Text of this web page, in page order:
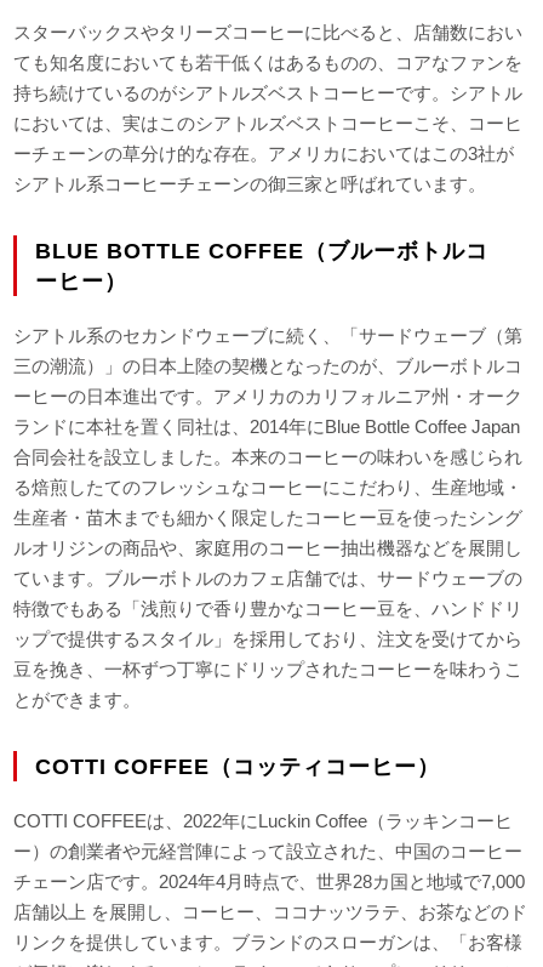
スターバックスやタリーズコーヒーに比べると、店舗数におい
ても知名度においても若干低くはあるものの、コアなファンを
持ち続けているのがシアトルズベストコーヒーです。シアトル
においては、実はこのシアトルズベストコーヒーこそ、コーヒ
ーチェーンの草分け的な存在。アメリカにおいてはこの3社が
シアトル系コーヒーチェーンの御三家と呼ばれています。
BLUE BOTTLE COFFEE（ブルーボトルコ
ーヒー）
シアトル系のセカンドウェーブに続く、「サードウェーブ（第
三の潮流）」の日本上陸の契機となったのが、ブルーボトルコ
ーヒーの日本進出です。アメリカのカリフォルニア州・オーク
ランドに本社を置く同社は、2014年にBlue Bottle Coffee Japan
合同会社を設立しました。本来のコーヒーの味わいを感じられ
る焙煎したてのフレッシュなコーヒーにこだわり、生産地域・
生産者・苗木までも細かく限定したコーヒー豆を使ったシング
ルオリジンの商品や、家庭用のコーヒー抽出機器などを展開し
ています。ブルーボトルのカフェ店舗では、サードウェーブの
特徴でもある「浅煎りで香り豊かなコーヒー豆を、ハンドドリ
ップで提供するスタイル」を採用しており、注文を受けてから
豆を挽き、一杯ずつ丁寧にドリップされたコーヒーを味わうこ
とができます。
COTTI COFFEE（コッティコーヒー）
COTTI COFFEEは、2022年にLuckin Coffee（ラッキンコーヒ
ー）の創業者や元経営陣によって設立された、中国のコーヒー
チェーン店です。2024年4月時点で、世界28カ国と地域で7,000
店舗以上 を展開し、コーヒー、ココナッツラテ、お茶などのド
リンクを提供しています。ブランドのスローガンは、「お客様